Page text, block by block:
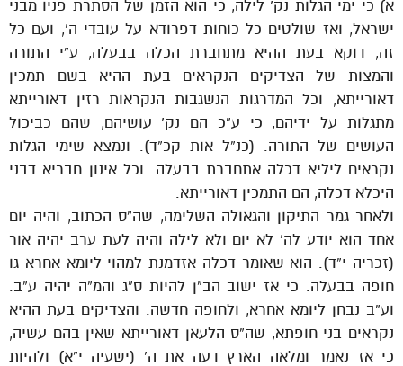
א) כי ימי הגלות נק’ לילה, כי הוא הזמן של הסתרת פניו מבני
ישראל, ואז שולטים כל כוחות דפרודא על עובדי ה’, ועם כל
זה, דוקא בעת ההיא מתחברת הכלה בבעלה, ע”י התורה
והמצות של הצדיקים הנקראים בעת ההיא בשם תמכין
דאורייתא, וכל המדרגות הנשגבות הנקראות רזין דאורייתא
מתגלות על ידיהם, כי ע”כ הם נק’ עושיהם, שהם כביכול
העושים של התורה. (כנ”ל אות קכ”ד). ונמצא שימי הגלות
נקראים ליליא דכלה אתחברת בבעלה. וכל אינון חבריא דבני
היכלא דכלה, הם התמכין דאורייתא.
ולאחר גמר התיקון והגאולה השלימה, שה”ס הכתוב, והיה יום
אחד הוא יודע לה’ לא יום ולא לילה והיה לעת ערב יהיה אור
(זכריה י”ד). הוא שאומר דכלה אזדמנת למהוי ליומא אחרא גו
חופה בבעלה. כי אז ישוב הב”ן להיות ס”ג והמ”ה יהיה ע”ב.
וע”ב נבחן ליומא אחרא, ולחופה חדשה. והצדיקים בעת ההיא
נקראים בני חופתא, שה”ס הלעאן דאורייתא שאין בהם עשיה,
כי אז נאמר ומלאה הארץ דעה את ה’ (ישעיה י”א) ולהיות